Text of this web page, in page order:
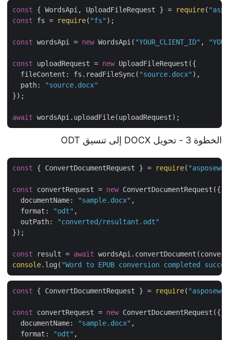
const { WordsApi, UploadFileRequest } = require (
const fs = require ("fs" );
const wordsApi = new WordsApi("YOUR_CLIENT_ID" ,
const uploadRequest = new UploadFileRequest({
fileContent
: fs.readFileSync("source.docx" ),
path
: "source.docx"
});
await
الخطوة 3 - تحويل DOCX إلى تنسيق ODT
const { ConvertDocumentRequest } = require (
const convertRequest = new ConvertDocumentRequest({
documentName
: "sample.docx"
format
: "odt"
outPath
: "converted/resultant.odt"
});
const result = await
console.log("Word to EPUB conversion completed
const { ConvertDocumentRequest } = require (
const convertRequest = new ConvertDocumentRequest({
documentName
: "sample.docx"
format
: "odt"